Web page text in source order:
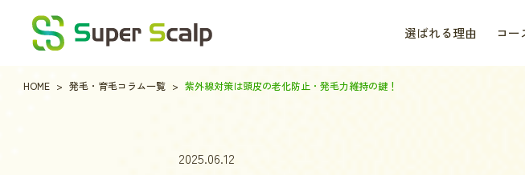
選ばれる理由 コー
HOME 発毛・育毛コラム一覧 紫外線対策は頭皮の老化防止・発毛力維持の鍵！
2025.06.12